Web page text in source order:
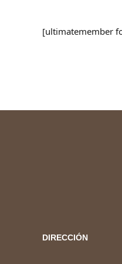
[ultimatemember
DIRECCIÓN